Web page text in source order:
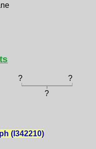
?
?
?
(I342210)